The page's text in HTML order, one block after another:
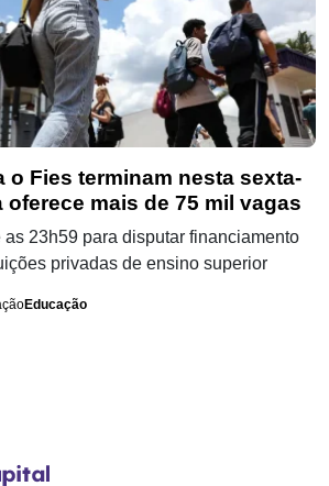
o Fies terminam nesta sexta-
oferece mais de 75 mil vagas
23h59 para disputar financiamento
privadas de ensino superior
Educação